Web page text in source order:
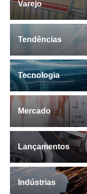
Varejo
Tendências
Tecnologia
Mercado
Lançamentos
Indústrias